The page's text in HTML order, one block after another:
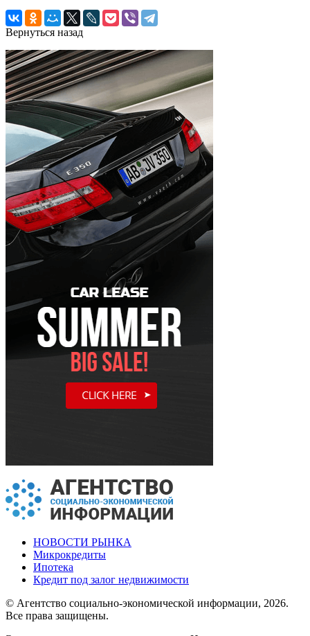
Вернуться назад
НОВОСТИ РЫНКА
Микрокредиты
Ипотека
Кредит под залог недвижимости
© Агентство социально-экономической информации, 2026.
Все права защищены.